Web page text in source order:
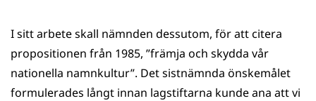
I sitt arbete skall nämnden dessutom, för att citera
propositionen från 1985, ”främja och skydda vår
nationella namnkultur”. Det sistnämnda önskemålet
formulerades långt innan lagstiftarna kunde ana att vi